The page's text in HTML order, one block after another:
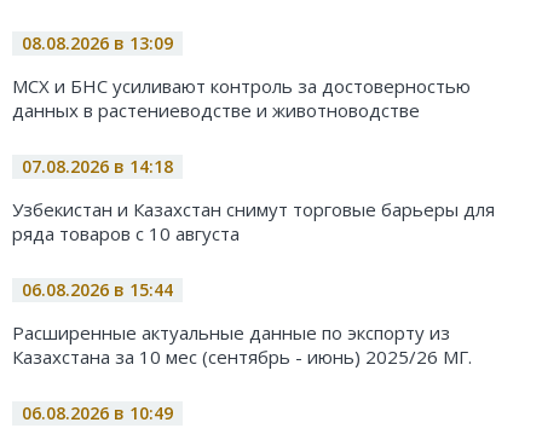
08.08.2026 в 13:09
МСХ и БНС усиливают контроль за достоверностью
данных в растениеводстве и животноводстве
07.08.2026 в 14:18
Узбекистан и Казахстан снимут торговые барьеры для
ряда товаров с 10 августа
06.08.2026 в 15:44
Расширенные актуальные данные по экспорту из
Казахстана за 10 мес (сентябрь - июнь) 2025/26 МГ.
06.08.2026 в 10:49